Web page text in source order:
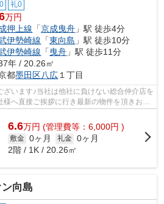
礼0
万円
押上線 「京成曳舟 」駅 徒歩4分
伊勢崎線 「東向島 」駅 徒歩10分
伊勢崎線 「 曳舟 」駅 徒歩11分
年 / 20.26㎡
都墨田区八広 １丁目
ざいます♪当社は他社に負けない総合仲介店を
へ直接ご挨拶に行き最新の物件を頂きお客
情報は...
6.6万円 (管理費等：6,000円 )
敷金 0ヶ月 礼金 0ヶ月
2階 / 1K / 20.26㎡
向島